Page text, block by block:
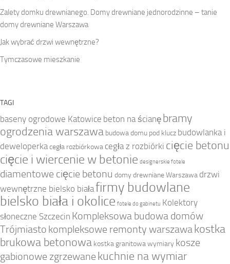
Zalety domku drewnianego. Domy drewniane jednorodzinne – tanie
domy drewniane Warszawa
Jak wybrać drzwi wewnętrzne?
Tymczasowe mieszkanie
TAGI
baseny ogrodowe Katowice beton na ścianę bramy
ogrodzenia warszawa budowa domu pod klucz budowlanka i
deweloperkacegła rozbiórkowa cegła z rozbiórki cięcie betonu
cięcie i wiercenie w betonie designerskie fotele
diamentowe cięcie betonu domy drewniane Warszawa drzwi
wewnętrzne bielsko białafirmy budowlane
bielsko biała i okolice fotele do gabinetu Kolektory
słoneczne Szczecin Kompleksowa budowa domów
Trójmiasto kompleksowe remonty warszawakostka
brukowa betonowa kostka granitowa wymiary kosze
gabionowe zgrzewane kuchnie na wymiar